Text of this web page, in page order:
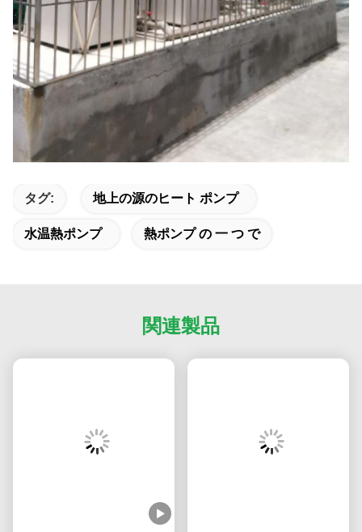
タグ: 地上の源のヒート ポンプ
水温熱ポンプ 熱ポンプ の 一 つ で
関連製品